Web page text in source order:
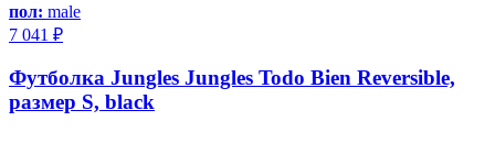
пол: male
7 041 ₽
Футболка Jungles Jungles Todo Bien Reversible,
размер S, black